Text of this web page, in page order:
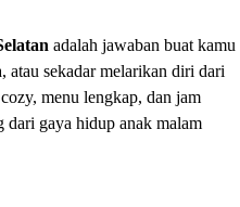
adalah jawaban buat kamu
atau sekadar melarikan diri dari
menu lengkap, dan jam
gaya hidup anak malam